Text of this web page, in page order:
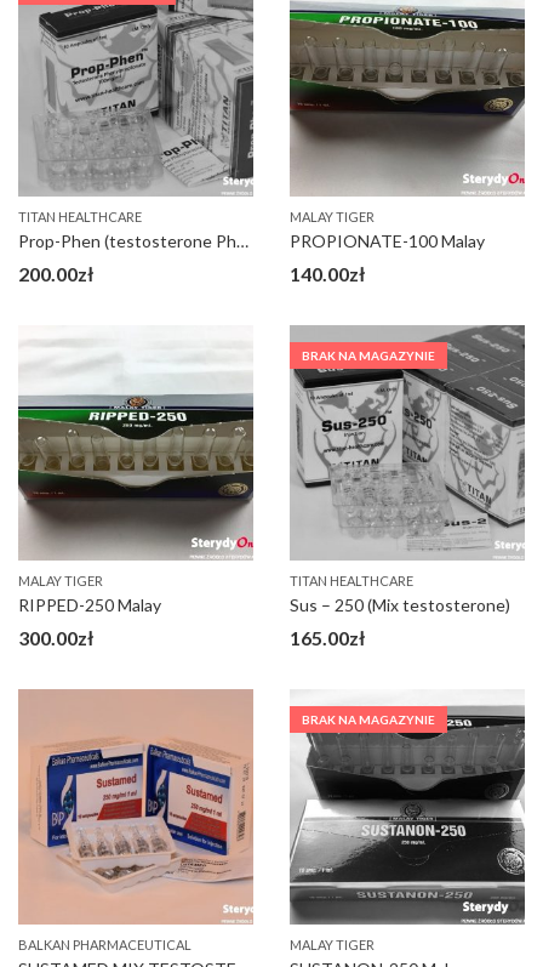
TITAN HEALTHCARE
Prop-Phen (testosterone Phenylopropionate 100)
200.00zł
MALAY TIGER
PROPIONATE-100 Malay
140.00zł
MALAY TIGER
RIPPED-250 Malay
300.00zł
BRAK NA MAGAZYNIE
TITAN HEALTHCARE
Sus – 250 (Mix testosterone)
165.00zł
BALKAN PHARMACEUTICAL
BRAK NA MAGAZYNIE
MALAY TIGER